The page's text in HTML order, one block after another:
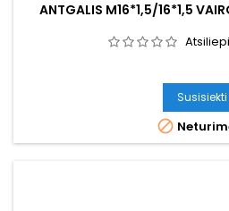
ANTGALIS M16*1,5/16*1,5
Susisiekti
